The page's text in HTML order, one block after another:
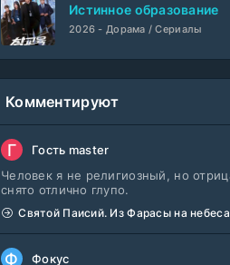
Истинное образование
2026 - Дорама / Сериалы
Комментируют
Г Гость master
Человек я не религиозный, но
снято отлично глупо.
Святой Паисий. Из Фарасы на небеса
Ф Фокус